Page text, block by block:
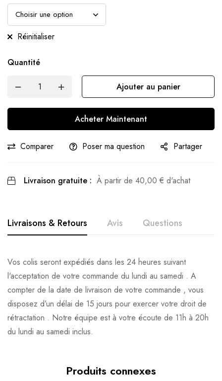
Réinitialiser
Quantité
Ajouter au panier
Acheter Maintenant
Comparer Poser ma question Partager
Livraison gratuite : À partir de 40,00 € d'achat
Livraisons & Retours Avis Questions
Vos colis seront expédiés dans les 24 heures suivant
l'acceptation de votre commande du lundi au samedi . A
compter de la date de livraison de votre commande , vous
disposez d’un délai de 15 jours pour exercer votre droit de
rétractation . Notre équipe est à votre écoute de 11h à 20h
du lundi au samedi inclus.
Avis clients
Based on 0 Reviews
Ajouter mon avis
Questions clients
question sur ce produit
Aucune question actuellement. Devenez le premier à poser
votre question !
Produits connexes